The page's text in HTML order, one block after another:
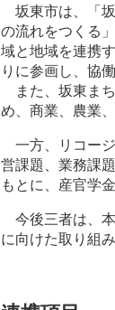
坂東市は、「
の流れをつくる
域と地域を連携
りに参画し、協
また、坂東ま
め、商業、農業
一方、リコー
営課題、業務課
もとに、産官学
今後三者は、
に向けた取り組